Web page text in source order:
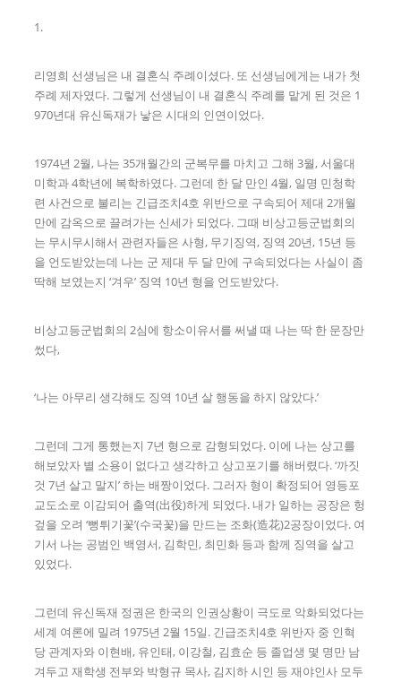
1.
리영희 선생님은 내 결혼식 주례이셨다. 또 선생님에게는 내가 첫
주례 제자였다. 그렇게 선생님이 내 결혼식 주례를 맡게 된 것은 1
970년대 유신독재가 낳은 시대의 인연이었다.
1974년 2월, 나는 35개월간의 군복무를 마치고 그해 3월, 서울대
미학과 4학년에 복학하였다. 그런데 한 달 만인 4월, 일명 민청학
련 사건으로 불리는 긴급조치4호 위반으로 구속되어 제대 2개월
만에 감옥으로 끌려가는 신세가 되었다. 그때 비상고등군법회의
는 무시무시해서 관련자들은 사형, 무기징역, 징역 20년, 15년 등
을 언도받았는데 나는 군 제대 두 달 만에 구속되었다는 사실이 좀
딱해 보였는지 ‘겨우’ 징역 10년 형을 언도받았다.
비상고등군법회의 2심에 항소이유서를 써낼 때 나는 딱 한 문장만
썼다,
‘나는 아무리 생각해도 징역 10년 살 행동을 하지 않았다.’
그런데 그게 통했는지 7년 형으로 감형되었다. 이에 나는 상고를
해보았자 별 소용이 없다고 생각하고 상고포기를 해버렸다. ‘까짓
것 7년 살고 말지’ 하는 배짱이었다. 그러자 형이 확정되어 영등포
교도소로 이감되어 출역(出役)하게 되었다. 내가 일하는 공장은 헝
겊을 오려 ‘뻥튀기꽃’(수국꽃)을 만드는 조화(造花)2공장이었다. 여
기서 나는 공범인 백영서, 김학민, 최민화 등과 함께 징역을 살고
있었다.
그런데 유신독재 정권은 한국의 인권상황이 극도로 악화되었다는
세계 여론에 밀려 1975년 2월 15일. 긴급조치4호 위반자 중 인혁
당 관계자와 이현배, 유인태, 이강철, 김효순 등 졸업생 몇 명만 남
겨두고 재학생 전부와 박형규 목사, 김지하 시인 등 재야인사 모두